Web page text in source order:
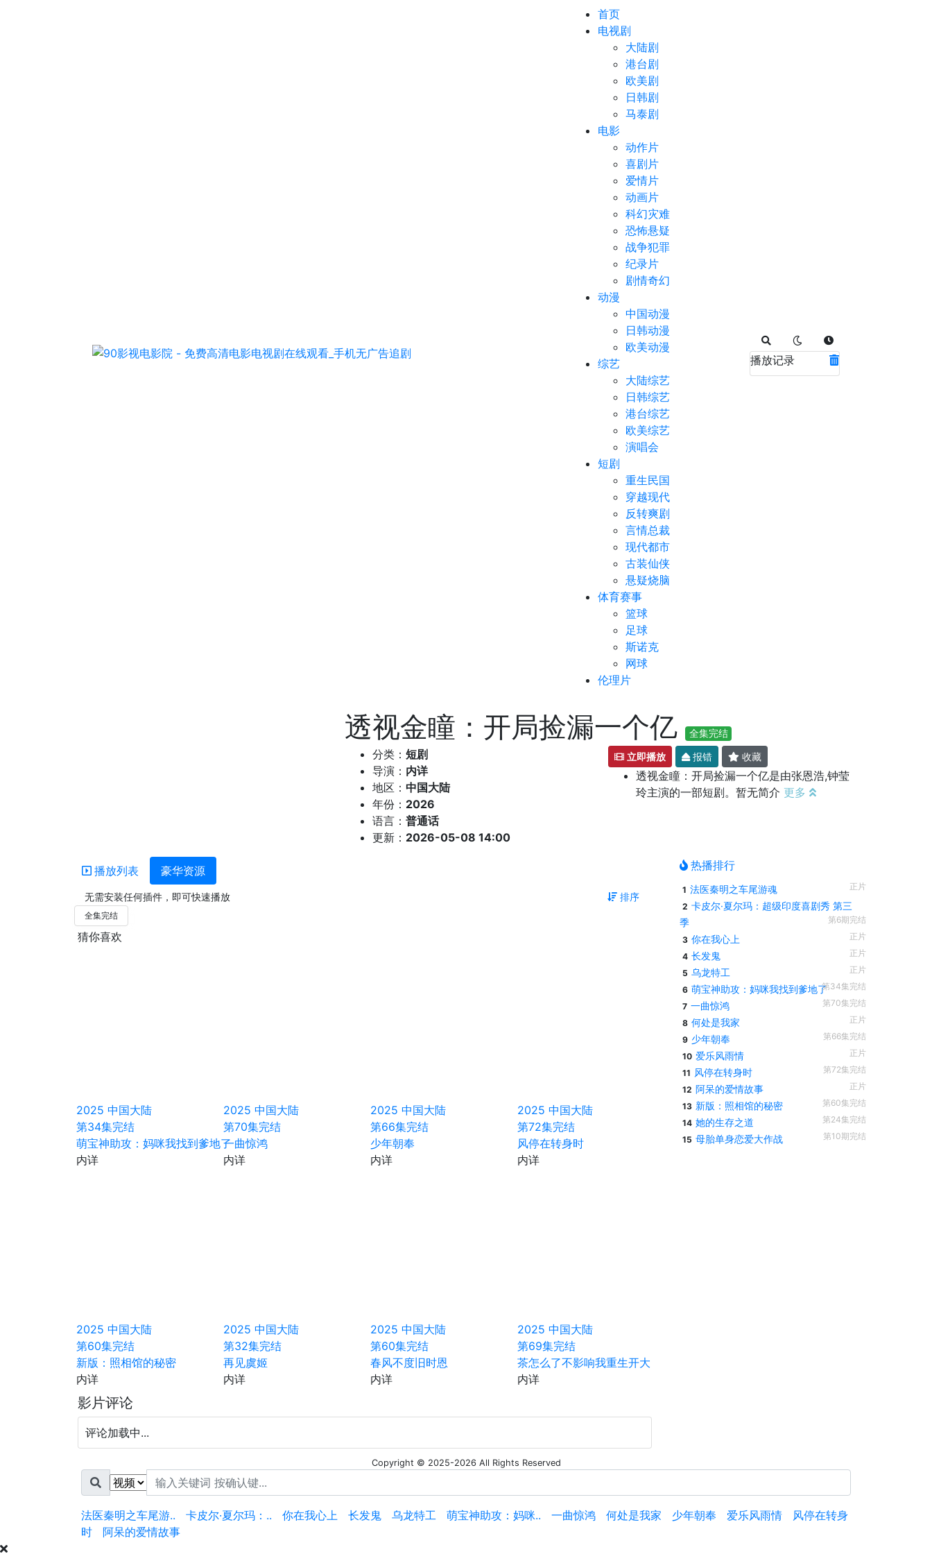
首页
电视剧
大陆剧
港台剧
欧美剧
日韩剧
马泰剧
电影
动作片
喜剧片
爱情片
动画片
科幻灾难
恐怖悬疑
战争犯罪
纪录片
剧情奇幻
动漫
中国动漫
日韩动漫
欧美动漫
综艺
大陆综艺
日韩综艺
港台综艺
欧美综艺
演唱会
短剧
重生民国
穿越现代
反转爽剧
言情总裁
现代都市
古装仙侠
悬疑烧脑
体育赛事
篮球
足球
斯诺克
网球
伦理片
播放记录
透视金瞳：开局捡漏一个亿 全集完结
分类： 短剧
导演： 内详
地区： 中国大陆
年份： 2026
语言： 普通话
更新： 2026-05-08 14:00
立即播放 报错 收藏
透视金瞳：开局捡漏一个亿是由张恩浩,钟莹
玲主演的一部短剧。暂无简介 更多
播放列表 豪华资源
无需安装任何插件，即可快速播放 排序
全集完结
猜你喜欢
2025 中国大陆
第34集完结
萌宝神助攻：妈咪我找到爹地了
内详
2025 中国大陆
第70集完结
一曲惊鸿
内详
2025 中国大陆
第66集完结
少年朝奉
内详
2025 中国大陆
第72集完结
风停在转身时
内详
2025 中国大陆
第60集完结
新版：照相馆的秘密
内详
2025 中国大陆
第32集完结
再见虞姬
内详
2025 中国大陆
第60集完结
春风不度旧时恩
内详
2025 中国大陆
第69集完结
茶怎么了不影响我重生开大
内详
影片评论
评论加载中...
热播排行
1 法医秦明之车尾游魂
正片
2 卡皮尔·夏尔玛：超级印度喜剧秀 第三
季
第6期完结
3 你在我心上
正片
4 长发鬼
正片
5 乌龙特工
正片
6 萌宝神助攻：妈咪我找到爹地了第34集完结
7 一曲惊鸿
第70集完结
8 何处是我家
正片
9 少年朝奉
第66集完结
10 爱乐风雨情
正片
11 风停在转身时
第72集完结
12 阿呆的爱情故事
正片
13 新版：照相馆的秘密
第60集完结
14 她的生存之道
第24集完结
15 母胎单身恋爱大作战 第10期完结
Copyright © 2025-2026 All Rights Reserved
法医秦明之车尾游.. 卡皮尔·夏尔玛：.. 你在我心上 长发鬼 乌龙特工 萌宝神助攻：妈咪.. 一曲惊鸿 何处是我家 少年朝奉 爱乐风雨情
风停在转身
时
阿呆的爱情故事